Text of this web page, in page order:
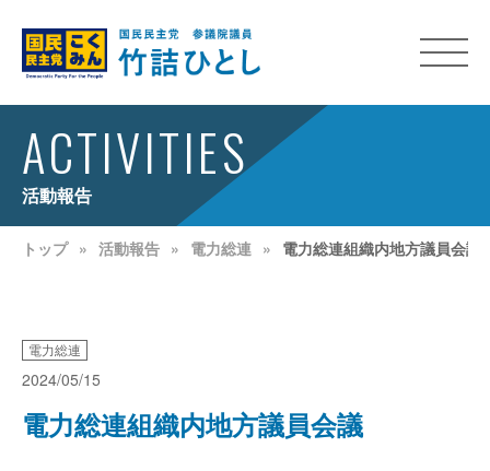
ACTIVITIES
活動報告
トップ 活動報告 電力総連 電力総連組織内地方議員会議
電力総連
2024/05/15
電力総連組織内地方議員会議